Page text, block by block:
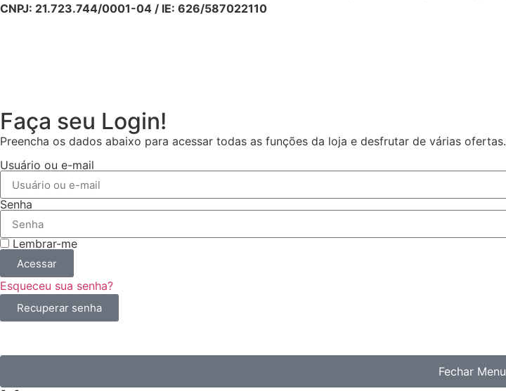
CNPJ: 21.723.744/0001-04 / IE: 626/587022110
Faça seu Login!
Preencha os dados abaixo para acessar todas as funções da loja e desfrutar de várias ofertas.
Usuário ou e-mail
Senha
Lembrar-me
Acessar
Esqueceu sua senha?
Recuperar senha
Fechar Menu